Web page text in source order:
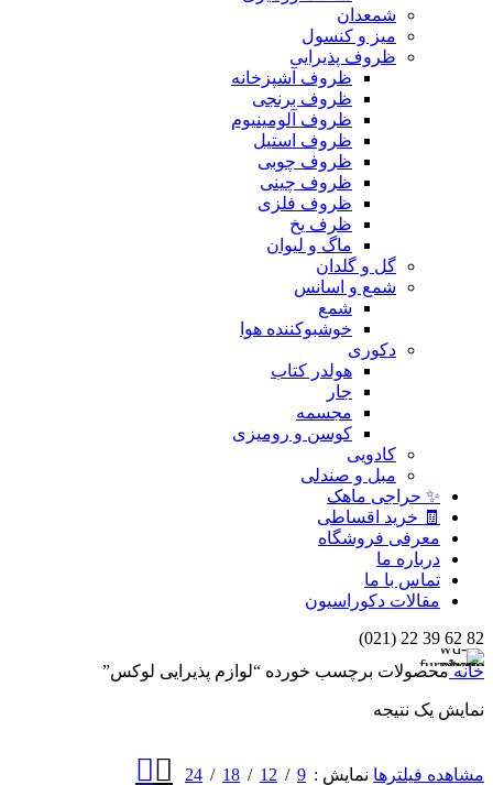
شمعدان
میز و کنسول
ظروف پذیرایی
ظروف آشپزخانه
ظروف برنجی
ظروف آلومینیوم
ظروف استیل
ظروف چوبی
ظروف چینی
ظروف فلزی
ظرف یخ
ماگ و لیوان
گل و گلدان
شمع و اسانس
شمع
خوشبوکننده هوا
دکوری
هولدر کتاب
جار
مجسمه
کوسن و رومیزی
کادویی
مبل و صندلی
✨ حراجی ماهک
🧾 خرید اقساطی
معرفی فروشگاه
درباره ما
تماس با ما
مقالات دکوراسیون
82 62 39 22 (021)
خانهمحصولات برچسب خورده “لوازم پذیرایی لوکس”
نمایش یک نتیجه
مشاهده فیلترها نمایش 9
12
18
24